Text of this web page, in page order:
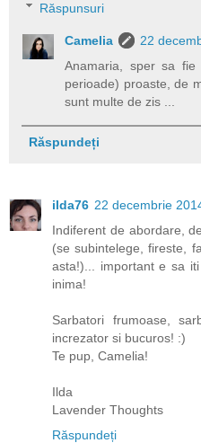
Răspunsuri
Camelia
22
Anamaria, sper sa
perioade) proaste, de
sunt multe de zis ...
Răspundeți
ilda76 22 decembrie
Indiferent de abordare,
(se subintelege, fireste,
asta!)... important e sa
inima!
Sarbatori frumoase,
increzator si bucuros! :)
Te pup, Camelia!
Ilda
Lavender Thoughts
Răspundeți